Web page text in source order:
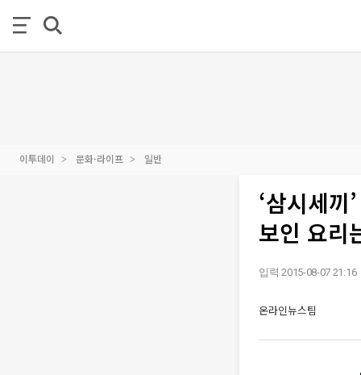
이투데이 문화·라이프 일반
‘삼시세
보인 요리
입력 2015-08-07 21:16
온라인뉴스팀